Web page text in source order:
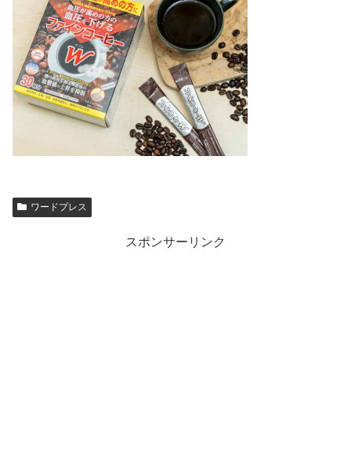
ワードプレス
スポンサーリンク